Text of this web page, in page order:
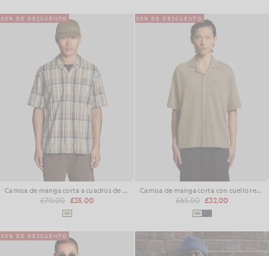
50% DE DESCUENTO
Camisa de manga corta a cuadros de mezcla de lino
£70.00 £35.00
50% DE DESCUENTO
Camisa de manga corta con cuello reverso
£65.00 £32.00
50% DE DESCUENTO